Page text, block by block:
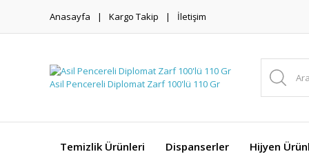
Anasayfa Kargo Takip İletişim
Temizlik Ürünleri Dispanserler Hijyen